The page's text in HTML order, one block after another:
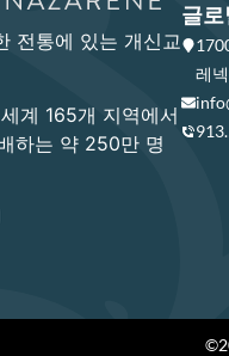
전통에 있는 개신교
계 165개 지역에서
하는 약 250만 명
글로
레